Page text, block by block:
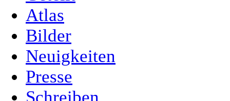
Atlas
Bilder
Neuigkeiten
Presse